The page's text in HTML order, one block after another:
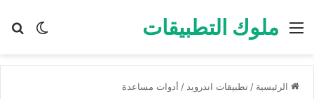
الوضع ملوك التطبيقاتالقائمة
الرئيسية / تطبيقات اندرويد / أدوات مساعدة